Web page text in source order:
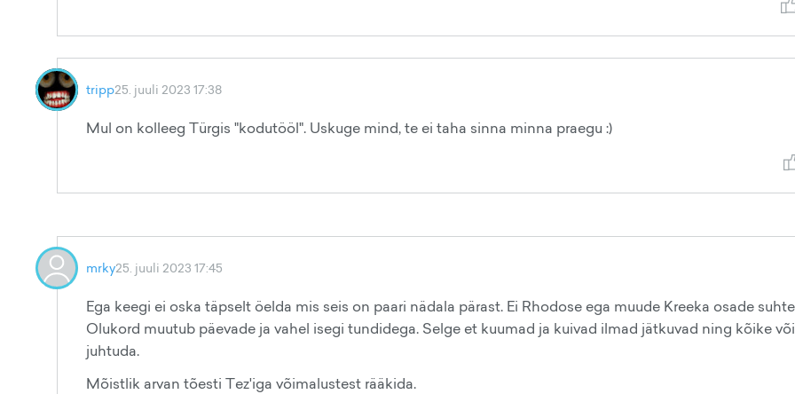
tripp25. juuli 2023 17:38
Mul on kolleeg Türgis "kodutööl". Uskuge mind, te ei taha sinna minna praegu :)
mrky25. juuli 2023 17:45
Ega keegi ei oska täpselt öelda mis seis on paari nädala pärast. Ei Rhodose ega muude Kreeka osade
Olukord muutub päevade ja vahel isegi tundidega. Selge et kuumad ja kuivad ilmad jätkuvad ning kõike
juhtuda.
Mõistlik arvan tõesti Tez'iga võimalustest rääkida.